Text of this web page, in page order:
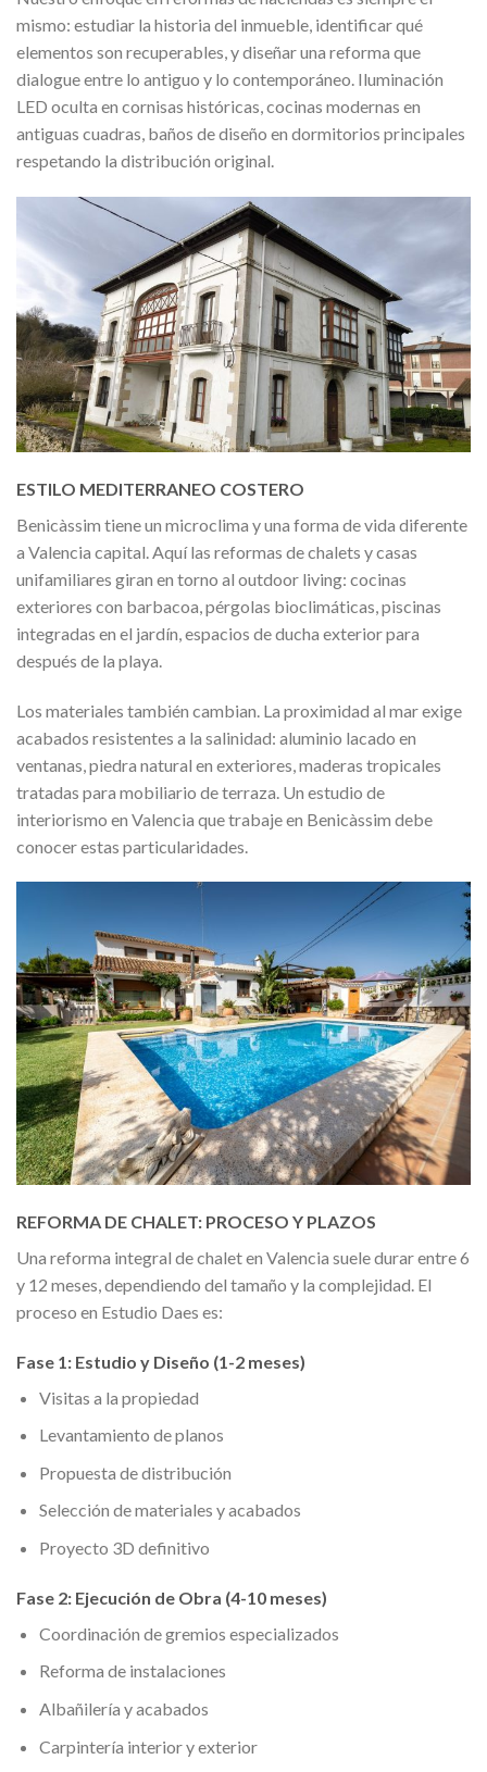
mismo: estudiar la historia del inmueble, identificar qué
elementos son recuperables, y diseñar una reforma que
dialogue entre lo antiguo y lo contemporáneo. Iluminación
LED oculta en cornisas históricas, cocinas modernas en
antiguas cuadras, baños de diseño en dormitorios principales
respetando la distribución original.
ESTILO MEDITERRANEO COSTERO
Benicàssim tiene un microclima y una forma de vida diferente
a Valencia capital. Aquí las reformas de chalets y casas
unifamiliares giran en torno al outdoor living: cocinas
exteriores con barbacoa, pérgolas bioclimáticas, piscinas
integradas en el jardín, espacios de ducha exterior para
después de la playa.
Los materiales también cambian. La proximidad al mar exige
acabados resistentes a la salinidad: aluminio lacado en
ventanas, piedra natural en exteriores, maderas tropicales
tratadas para mobiliario de terraza. Un estudio de
interiorismo en Valencia que trabaje en Benicàssim debe
conocer estas particularidades.
REFORMA DE CHALET: PROCESO Y PLAZOS
Una reforma integral de chalet en Valencia suele durar entre 6
y 12 meses, dependiendo del tamaño y la complejidad. El
proceso en Estudio Daes es:
Fase 1: Estudio y Diseño (1-2 meses)
Visitas a la propiedad
Levantamiento de planos
Propuesta de distribución
Selección de materiales y acabados
Proyecto 3D definitivo
Fase 2: Ejecución de Obra (4-10 meses)
Coordinación de gremios especializados
Reforma de instalaciones
Albañilería y acabados
Carpintería interior y exterior